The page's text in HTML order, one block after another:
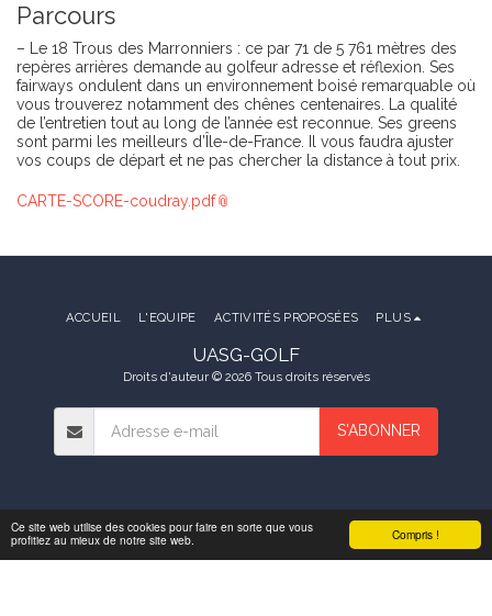
Compris !
Ce site web utilise des cookies pour faire en sorte que vous
profitiez au mieux de notre site web.
Parcours
– Le 18 Trous des Marronniers : ce par 71 de 5 761 mètres des
repères arrières demande au golfeur adresse et réflexion. Ses
fairways ondulent dans un environnement boisé remarquable où
vous trouverez notamment des chênes centenaires. La qualité
de l’entretien tout au long de l’année est reconnue. Ses greens
sont parmi les meilleurs d’Île-de-France. Il vous faudra ajuster
vos coups de départ et ne pas chercher la distance à tout prix.
CARTE-SCORE-coudray.pdf
UASG-GOLF
Droits d'auteur © 2026 Tous droits réservés
ACCUEIL L'EQUIPE ACTIVITÉS PROPOSÉES PLUS
S'ABONNER